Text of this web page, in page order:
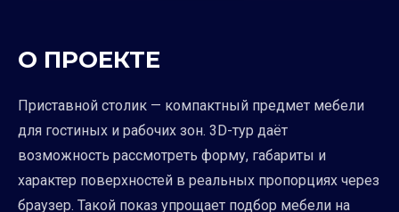
О ПРОЕКТЕ
Приставной столик — компактный предмет мебели
для гостиных и рабочих зон. 3D-тур даёт
возможность рассмотреть форму, габариты и
характер поверхностей в реальных пропорциях через
браузер. Такой показ упрощает подбор мебели на